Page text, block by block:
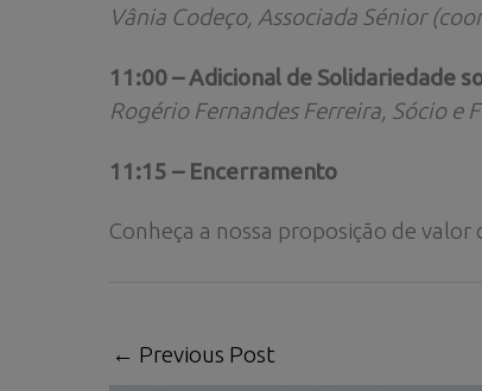
Vânia Codeço, Associada Sénior
11:00 – Adicional de Solidariedade
Rogério Fernandes Ferreira, Sócio e
11:15 – Encerramento
Conheça a nossa proposição de
← Previous Post